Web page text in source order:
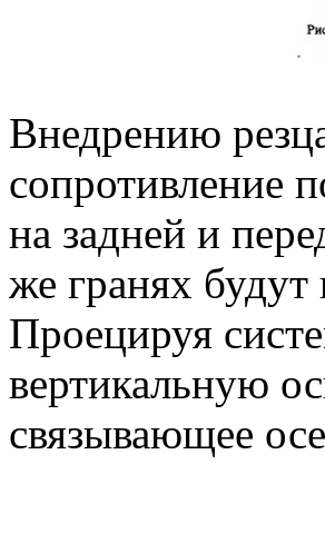
Внедрению
сопротивление
на задней и
же гранях
Проецируя
вертикальную
связывающее